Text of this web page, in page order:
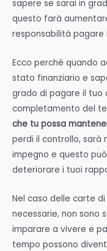
sapere se sarai in
questo farà
responsabilità pagare
Ecco perché quando
stato finanziario e
grado di pagare il tuo
completamento del
che tu possa
perdi il controllo,
impegno e questo
deteriorare i tuoi
Nel caso delle carte
necessarie, non sono
imparare a vivere e
tempo possono